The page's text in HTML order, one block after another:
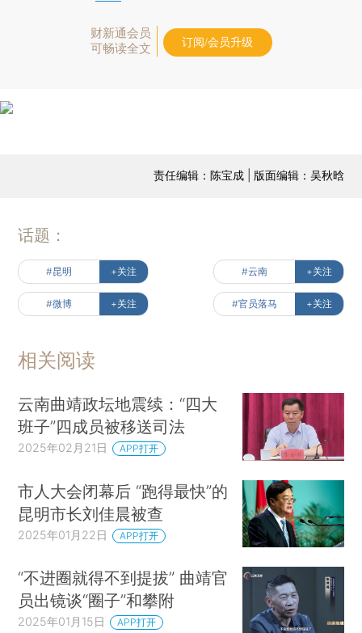
财新通会员
可畅读全文
订阅/会员升级
责任编辑：陈宝成 | 版面编辑：吴秋晗
话题：
#昆明 +关注 #云南 +关注
#微博 +关注 #官员落马 +关注
相关阅读
云南曲靖政坛地震续：“四大
班子”四成员被移送司法
2025年02月21日 APP打开
市人大会闭幕后 “跑得最快”的
昆明市长刘佳晨被查
2025年01月22日 APP打开
“不进圈就得不到提拔” 曲靖官
员出镜谈“圈子”和攀附
2025年01月15日 APP打开